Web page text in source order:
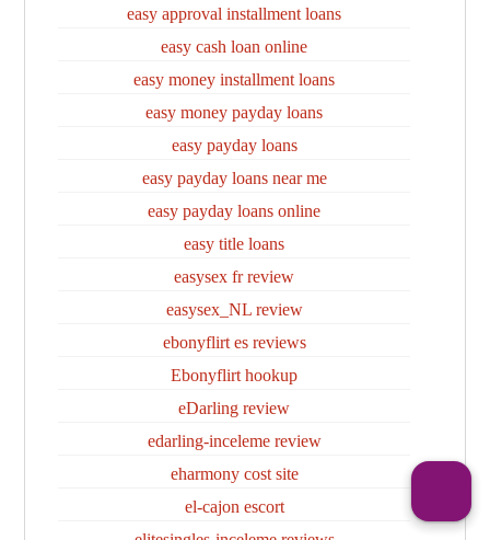
easy approval installment loans
easy cash loan online
easy money installment loans
easy money payday loans
easy payday loans
easy payday loans near me
easy payday loans online
easy title loans
easysex fr review
easysex_NL review
ebonyflirt es reviews
Ebonyflirt hookup
eDarling review
edarling-inceleme review
eharmony cost site
el-cajon escort